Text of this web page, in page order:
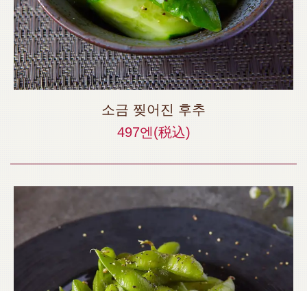
소금 찢어진 후추
497엔 (税込)